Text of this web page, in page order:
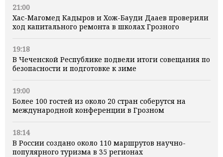
21:00
Хас-Магомед Кадыров и Хож-Бауди Дааев проверили
ход капитального ремонта в школах Грозного
19:18
В Чеченской Республике подвели итоги совещания по
безопасности и подготовке к зиме
19:00
Более 100 гостей из около 20 стран соберутся на
международной конференции в Грозном
18:14
В России создано около 110 маршрутов научно-
популярного туризма в 35 регионах